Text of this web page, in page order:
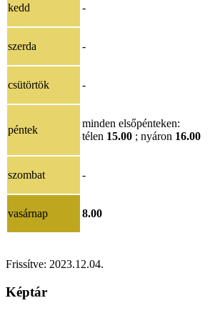
kedd -
szerda -
csütörtök -
péntek
minden elsőpénteken:
télen 15.00 ; nyáron 16.00
szombat -
vasárnap 8.00
Frissítve: 2023.12.04.
Képtár